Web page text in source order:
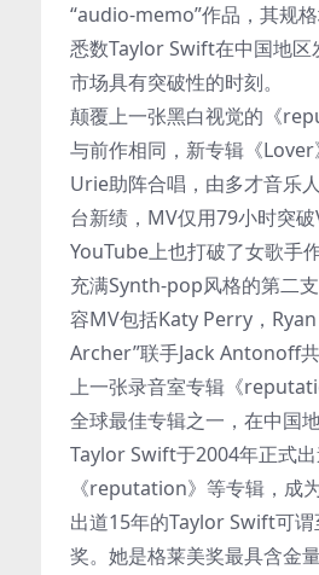
“audio-memo”作品，其规
悉数Taylor Swift在中国地区
市场具有突破性的时刻。
颠覆上一张黑白视觉的《
与前作相同，新专辑《
Urie助阵合唱，由多才音乐
台新绩，MV仅用79小时突
YouTube上也打破了女歌手
充满Synth-pop风格的第二
容MV包括Katy Perry，
Archer”联手Jack Antonoff
上一张录音室专辑《
全球最佳专辑之一，在中国
Taylor Swift于2004年正式
《reputation》等专辑，成
出道15年的Taylor Swift可
奖。她是格莱美奖最具含金